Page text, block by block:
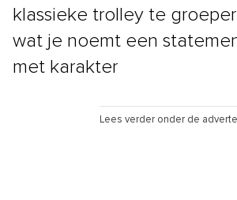
klassieke trolley te
wat je noemt een
met karakter
Lees verder onder de